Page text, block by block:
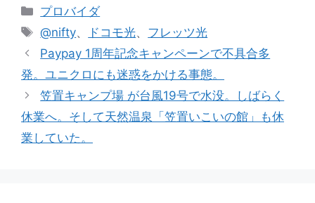
カ
テ
ゴ
リ
ー
プロバイダ
タ
グ
@nifty、 ドコモ光、 フレッツ光
Paypay 1周年記念キャンペーンで不具合多
発。ユニクロにも迷惑をかける事態。
笠置キャンプ場 が台風19号で水没。しばらく
休業へ。そして天然温泉「笠置いこいの館」も休
業していた。